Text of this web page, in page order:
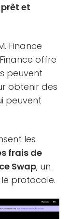
et
Finance
offre
peuvent
obtenir des
peuvent
les
frais de
Swap, un
le protocole.